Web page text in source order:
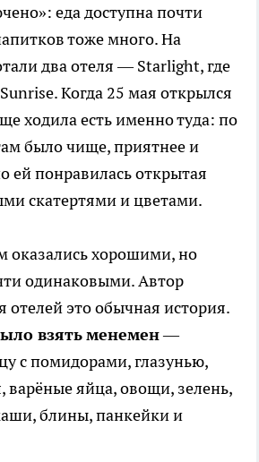
еда доступна почти
тоже много. На
два отеля — Starlight, где
Когда 25 мая открылся
ходила есть именно туда: по
было чище, приятнее и
ей понравилась открытая
скатертями и цветами.
оказались хорошими, но
одинаковыми. Автор
отелей это обычная история.
взятьменемен—
с помидорами, глазунью,
варёные яйца, овощи, зелень,
блины, панкейки и